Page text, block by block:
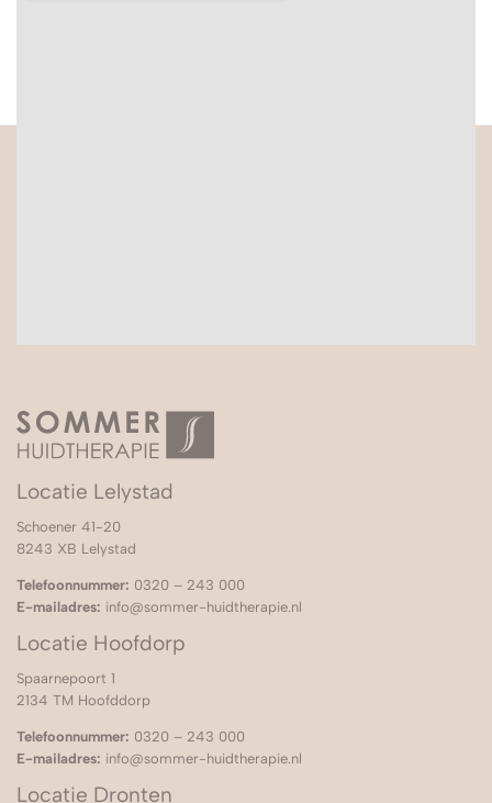
Locatie Lelystad
Schoener 41-20
8243 XB Lelystad
Telefoonnummer: 0320 – 243 000
E-mailadres: info@sommer-huidtherapie.nl
Locatie Hoofdorp
Spaarnepoort 1
2134 TM Hoofddorp
Telefoonnummer: 0320 – 243 000
E-mailadres: info@sommer-huidtherapie.nl
Locatie Dronten